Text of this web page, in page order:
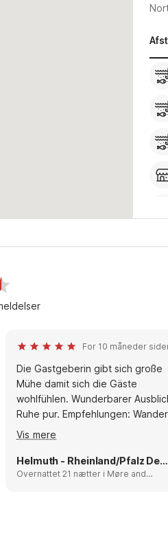
For 10 måneder
Die Gastgeberin gibt sich große
Mühe damit sich die Gäste
wohlfühlen. Wunderbarer
Ruhe pur. Empfehlungen:
Angeln und einfach die Seele
baumeln lassen.
Vis mere
Helmuth - Rheinland/Pfalz Deutschland
Overnattet 21 nætter i Møre and